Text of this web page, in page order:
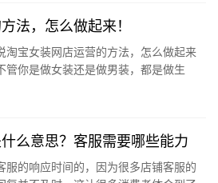
法，怎么做起来！
淘宝女装网店运营的方法，怎么做起来
管你是做女装还是做男装，都是做生
么意思？客服需要哪些能力
服的响应时间的，因为很多店铺客服的